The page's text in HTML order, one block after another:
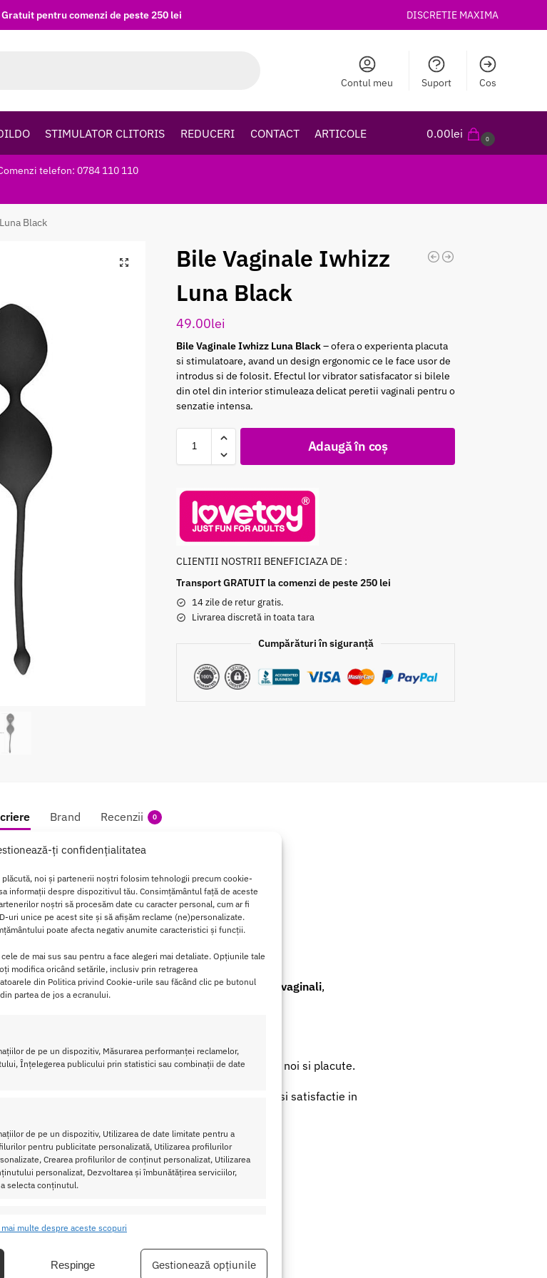
ți confidențialitatea
noi și partenerii noștri folosim tehnologii precum cookie-
informații despre dispozitivul tău. Consimțământul față de aceste
noștri să procesăm date cu caracter personal, cum ar fi
uri unice pe acest site și să afișăm reclame (ne)personalizate.
poate afecta negativ anumite caracteristici și funcții.
de mai sus sau pentru a face alegeri mai detaliate. Opțiunile tale
modifica oricând setările, inclusiv prin retragerea
din Politica privind Cookie-urile sau făcând clic pe butonul
partea de jos a ecranului.
de pe un dispozitiv, Măsurarea performanței reclamelor,
Înțelegerea publicului prin statistici sau combinații de date
de pe un dispozitiv, Utilizarea de date limitate pentru a
pentru publicitate personalizată, Utilizarea profilurilor
Crearea profilurilor de conținut personalizat, Utilizarea
personalizat, Dezvoltarea și îmbunătățirea serviciilor,
selecta conținutul.
pe baza informațiilor transmise automat.
multe despre aceste scopuri
Respinge Gestionează opțiunile
pentru comenzi de peste 250 lei DISCRETIE MAXIMA
Contul meu Suport Cos
STIMULATOR CLITORIS REDUCERI CONTACT ARTICOLE 0.00lei 0
telefon: 0784 110 110
Black
Bile Vaginale Iwhizz
Luna Black
49.00lei
Bile Vaginale Iwhizz Luna Black– ofera o experienta placuta
si stimulatoare, avand un design ergonomic ce le face usor de
introdus si de folosit. Efectul lor vibrator satisfacator si bilele
din otel din interior stimuleaza delicat peretii vaginali pentru o
senzatie intensa.
Adaugă în coș
CLIENTII NOSTRII BENEFICIAZA DE :
Transport GRATUIT la comenzi de peste 250 lei
14 zile de retur gratis.
Livrarea discretă in toata tara
Cumpărături în siguranță
Brand Recenzii 0
a oferi o experienta placuta si stimulatoare.
in mod confortabil in corpul femeii.
datorita efectului lor vibrator satisfacator.
mai mici, din otel, carestimuleaza discret peretii vaginali,
pentru femeile interesate sa experimenteze senzatii noi si placute.
aceste bile vaginale aduc un plus de confort si satisfactie in